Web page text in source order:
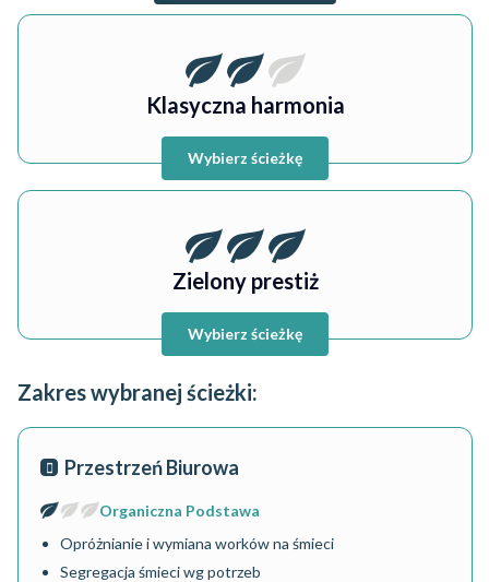
Klasyczna harmonia
Wybierz ścieżkę
Zielony prestiż
Wybierz ścieżkę
Zakres wybranej ścieżki:
Przestrzeń Biurowa
Organiczna Podstawa
Opróżnianie i wymiana worków na śmieci
Segregacja śmieci wg potrzeb